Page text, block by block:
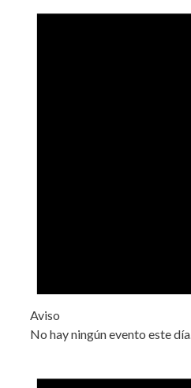
Aviso
No hay ningún evento este día.